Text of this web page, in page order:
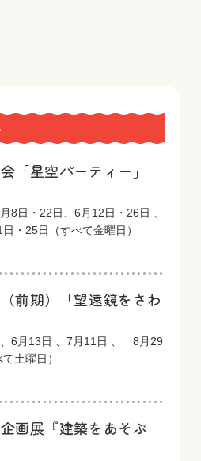
「星空パーティー」
8日・22日、6月12日・26日 、
・25日（すべて金曜日）
前期）「望遠鏡をさわ
6月13日 、7月11日 、 8月29
土曜日）
画展『建築をあそぶ